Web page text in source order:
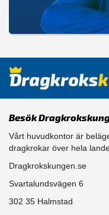
Besök
Vårt huvudkontor är
dragkrokar över hela
Dragkrokskungen.se
Svartalundsvägen 6
302 35 Halmstad